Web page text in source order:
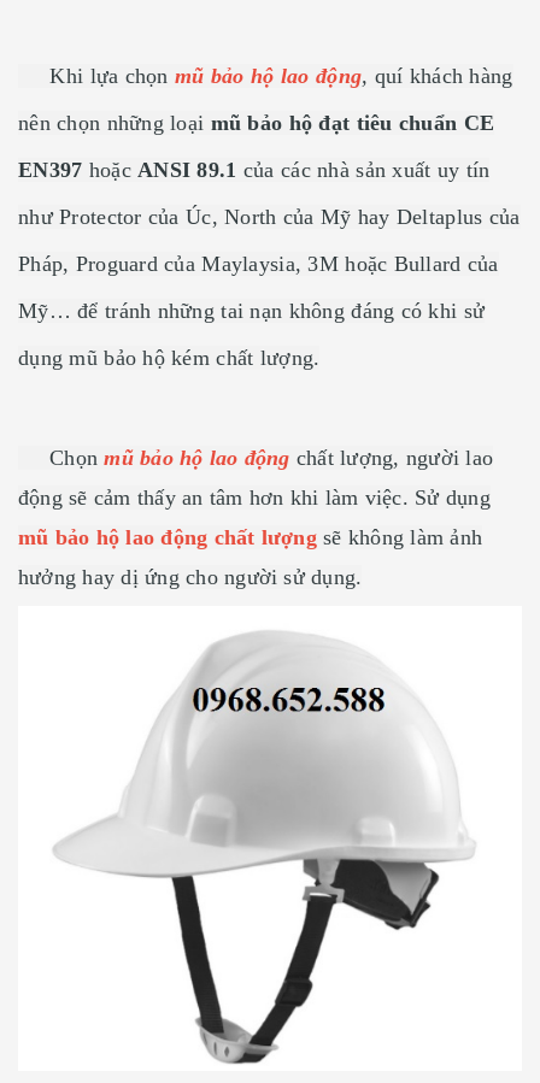
Khi lựa chọnmũ bảo hộ lao động, quí khách hàng
nên chọn những loại mũ bảo hộ đạt tiêu chuẩn CE
EN397 hoặc ANSI 89.1 của các nhà sản xuất uy tín
như Protector của Úc, North của Mỹ hay Deltaplus của
Pháp, Proguard của Maylaysia, 3M hoặc Bullard của
Mỹ… để tránh những tai nạn không đáng có khi sử
dụng mũ bảo hộ kém chất lượng.
Chọnmũ bảo hộ lao động chất lượng, người lao
động sẽ cảm thấy an tâm hơn khi làm việc. Sử dụng
mũ bảo hộ lao động chất lượngsẽ không làm ảnh
hưởng hay dị ứng cho người sử dụng.